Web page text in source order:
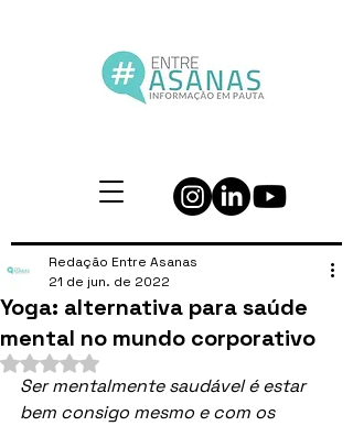
Yoga: alternativa para saúde
mental no mundo corporativo
Redação Entre Asanas
21 de jun. de 2022
Avaliado com NaN de 5 estrelas.
Ser mentalmente saudável é estar
bem consigo mesmo e com os